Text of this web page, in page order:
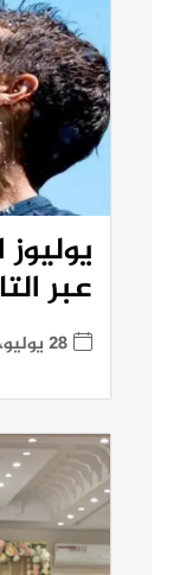
عبر
28 يوليو، 2023